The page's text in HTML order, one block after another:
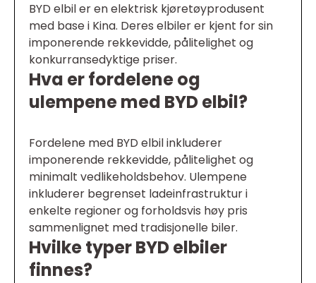
BYD elbil er en elektrisk kjøretøyprodusent
med base i Kina. Deres elbiler er kjent for sin
imponerende rekkevidde, pålitelighet og
konkurransedyktige priser.
Hva er fordelene og
ulempene med BYD elbil?
Fordelene med BYD elbil inkluderer
imponerende rekkevidde, pålitelighet og
minimalt vedlikeholdsbehov. Ulempene
inkluderer begrenset ladeinfrastruktur i
enkelte regioner og forholdsvis høy pris
sammenlignet med tradisjonelle biler.
Hvilke typer BYD elbiler
finnes?